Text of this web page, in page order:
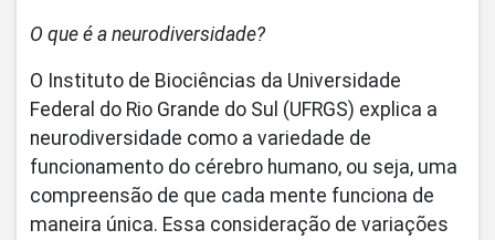
O que é a neurodiversidade?
O Instituto de Biociências da Universidade
Federal do Rio Grande do Sul (UFRGS) explica a
neurodiversidade como a variedade de
funcionamento do cérebro humano, ou seja, uma
compreensão de que cada mente funciona de
maneira única. Essa consideração de variações